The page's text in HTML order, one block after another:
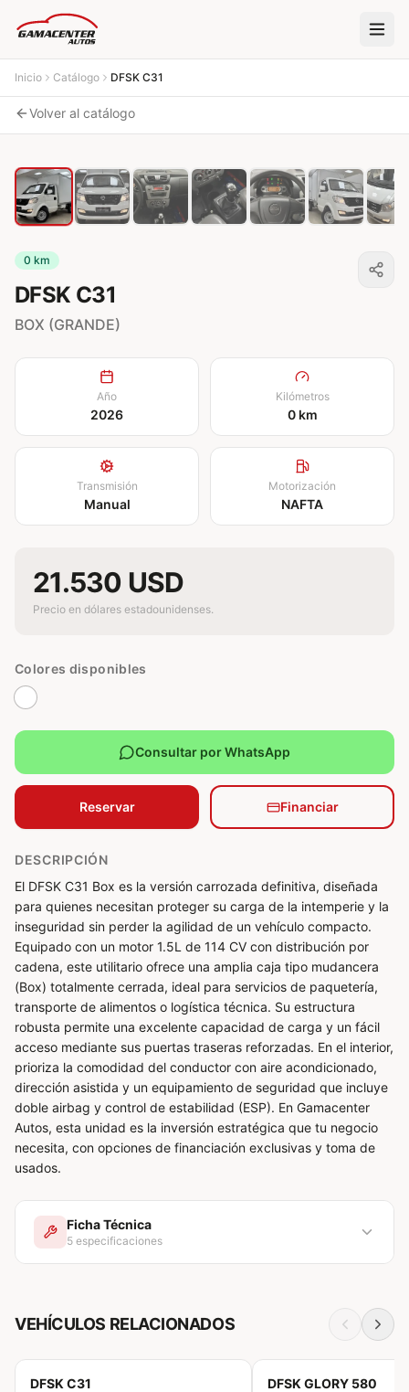
Inicio Catálogo DFSK C31
Volver al catálogo
1/18
0 km
DFSK C31
BOX (GRANDE)
Año
2026
Kilómetros
0 km
Transmisión
Manual
Motorización
NAFTA
21.530 USD
Precio en dólares estadounidenses.
Colores disponibles
Consultar por WhatsApp
Reservar Financiar
DESCRIPCIÓN
El DFSK C31 Box es la versión carrozada definitiva, diseñada
para quienes necesitan proteger su carga de la intemperie y la
inseguridad sin perder la agilidad de un vehículo compacto.
Equipado con un motor 1.5L de 114 CV con distribución por
cadena, este utilitario ofrece una amplia caja tipo mudancera
(Box) totalmente cerrada, ideal para servicios de paquetería,
transporte de alimentos o logística técnica. Su estructura
robusta permite una excelente capacidad de carga y un fácil
acceso mediante sus puertas traseras reforzadas. En el interior,
prioriza la comodidad del conductor con aire acondicionado,
dirección asistida y un equipamiento de seguridad que incluye
doble airbag y control de estabilidad (ESP). En Gamacenter
Autos, esta unidad es la inversión estratégica que tu negocio
necesita, con opciones de financiación exclusivas y toma de
usados.
Ficha Técnica
5 especificaciones
VEHÍCULOS RELACIONADOS
DFSK C31 DFSK GLORY 580